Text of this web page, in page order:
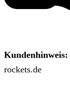
Kundenhinweis:
rockets.de